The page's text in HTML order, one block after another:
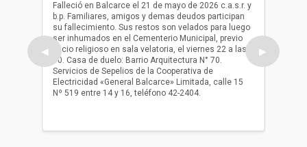
◀
Falleció en Balcarce el 21 de mayo de 2026 c.a.s.r. y
b.p. Familiares, amigos y demas deudos participan
su fallecimiento. Sus restos son velados para luego
ser inhumados en el Cementerio Municipal, previo
oficio religioso en sala velatoria, el viernes 22 a las
10. Casa de duelo: Barrio Arquitectura N° 70.
Servicios de Sepelios de la Cooperativa de
Electricidad «General Balcarce» Limitada, calle 15
Nº 519 entre 14 y 16, teléfono 42-2404.
ser
oficio
▶